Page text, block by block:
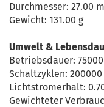
Durchmesser: 27.00
Gewicht: 131.00 g
Umwelt &
Betriebsdauer:
Schaltzyklen: 200000
Lichtstromerhalt:
Gewichteter